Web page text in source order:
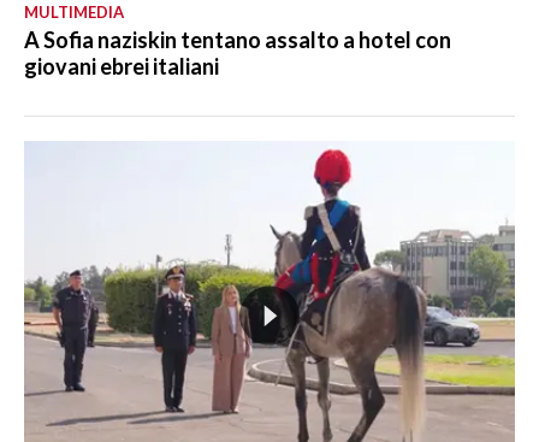
MULTIMEDIA
A Sofia naziskin tentano assalto a hotel con
giovani ebrei italiani